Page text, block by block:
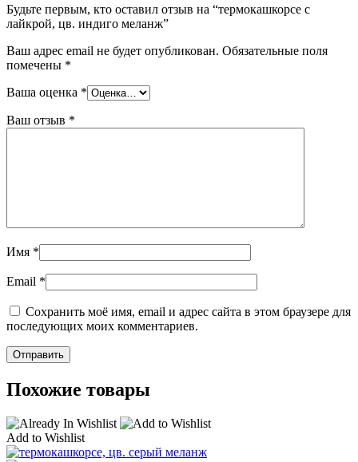
Будьте первым, кто оставил отзыв на “термокашкорсе с
лайкрой, цв. индиго меланж”
Ваш адрес email не будет опубликован. Обязательные поля
помечены *
Ваша оценка *
Ваш отзыв *
Имя *
Email *
Сохранить моё имя, email и адрес сайта в этом браузере для
последующих моих комментариев.
Похожие товары
Add to Wishlist